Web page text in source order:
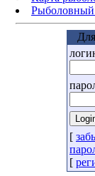
Рыболовный
[
[